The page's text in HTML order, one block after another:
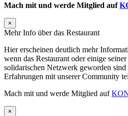
Mach mit und werde Mitglied auf
×
Mehr Info über das Restaurant
Hier erscheinen deutlich mehr
wenn das Restaurant oder einige
solidarischen Netzwerk geworden
Erfahrungen mit unserer Community
Mach mit und werde Mitglied auf
×